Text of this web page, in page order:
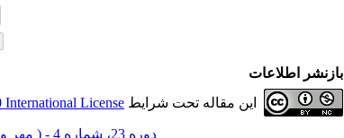
بازنشر اطلاعات
این مقاله تحت شرایط License
دوره 23، شماره 4 - ( مهر و آبان 1397 )